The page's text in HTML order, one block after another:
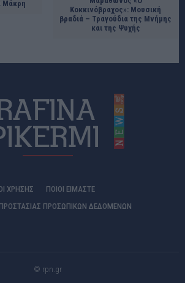
Μάκρη
Κοκκινόβραχος»: Μουσική
βραδιά – Τραγούδια της Μνήμης
και της Ψυχής
ΧΡΗΣΗΣ
ΠΟΙΟΊ ΕΊΜΑΣΤΕ
ΠΡΟΣΩΠΙΚΩΝ ΔΕΔΟΜΕΝΩΝ
© rpn.gr